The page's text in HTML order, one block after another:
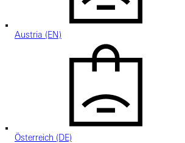
Austria (EN)
Österreich (DE)